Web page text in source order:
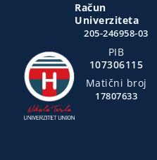
Račun
Univerziteta
205-246958-03
PIB
107306115
Matični broj
17807633